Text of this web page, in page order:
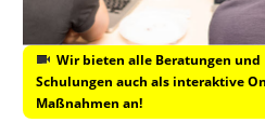
Wir bieten alle Beratungen und
Schulungen auch als interaktive
Maßnahmen an!